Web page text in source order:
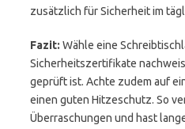
zusätzlich für Sicherheit im
Fazit: Wähle eine
Sicherheitszertifikate
geprüft ist. Achte zudem auf
einen guten Hitzeschutz. So
Überraschungen und hast